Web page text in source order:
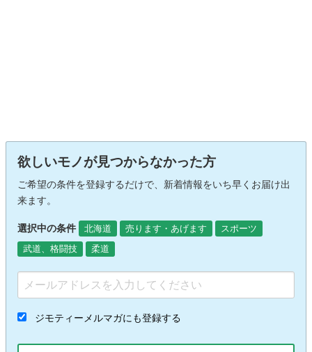
欲しいモノが見つからなかった方
ご希望の条件を登録するだけで、新着情報をいち早くお届け出
来ます。
選択中の条件 北海道 売ります・あげます
スポーツ
武道、格闘技
柔道
ジモティーメルマガにも登録する